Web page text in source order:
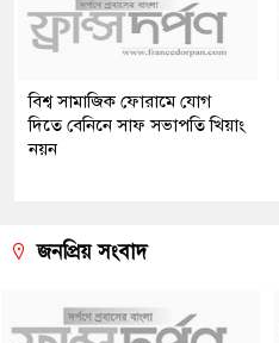
বিশ্ব সামাজিক ফোরামে যোগ
দিতে বেনিনে সাফ সভাপতি খিয়াং
নয়ন
জনপ্রিয় সংবাদ